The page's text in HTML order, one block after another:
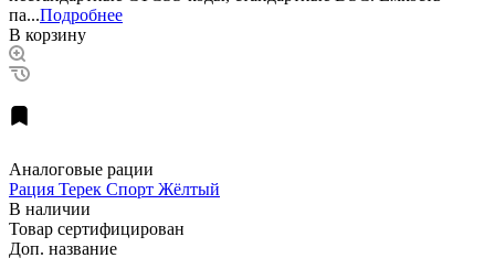
па...Подробнее
В корзину
Аналоговые рации
Рация Терек Спорт Жёлтый
В наличии
Товар сертифицирован
Доп. название